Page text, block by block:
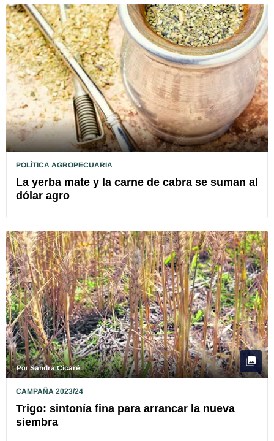
POLÍTICA AGROPECUARIA
La yerba mate y la carne de cabra se suman al
dólar agro
PorSandra Cicaré
CAMPAÑA 2023/24
Trigo: sintonía fina para arrancar la nueva
siembra